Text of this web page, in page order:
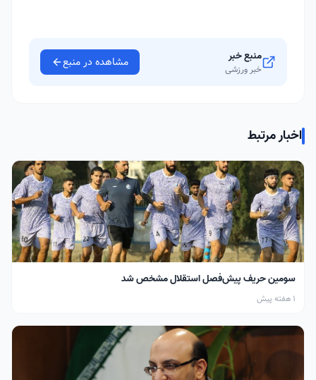
منبع خبر
خبر ورزشی مشاهده در منبع
اخبار مرتبط
سومین حریف پیش‌فصل استقلال مشخص شد
1 هفته پیش